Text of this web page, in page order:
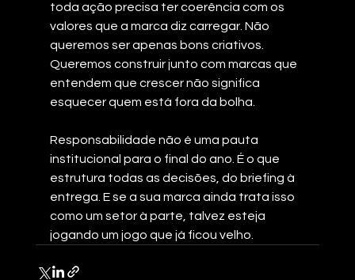
toda ação precisa ter coerência com os
valores que a marca diz carregar. Não
queremos ser apenas bons criativos.
Queremos construir junto com marcas que
entendem que crescer não significa
esquecer quem está fora da bolha.
Responsabilidade não é uma pauta
institucional para o final do ano. É o que
estrutura todas as decisões, do briefing à
entrega. E se a sua marca ainda trata isso
como um setor à parte, talvez esteja
jogando um jogo que já ficou velho.